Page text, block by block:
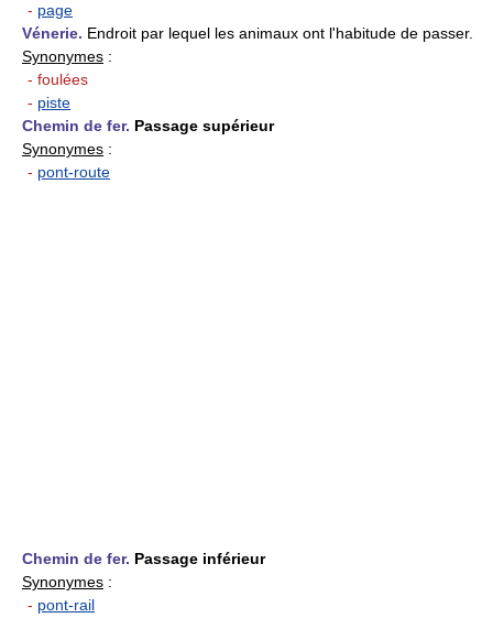
- page
Vénerie. Endroit par lequel les animaux ont l'habitude de passer.
Synonymes :
- foulées
- piste
Chemin de fer. Passage supérieur
Synonymes :
- pont-route
Chemin de fer. Passage inférieur
Synonymes :
- pont-rail